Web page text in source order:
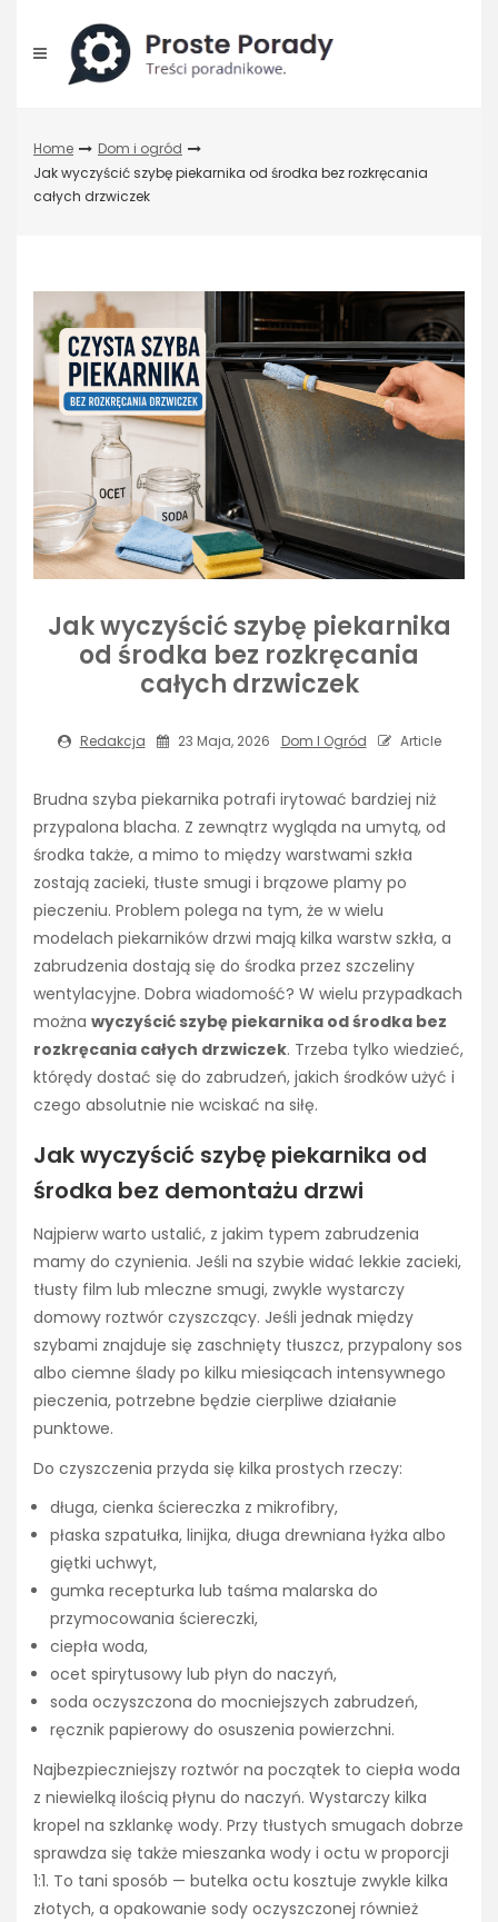
content
Home
Dom i ogród
Jak wyczyścić szybę piekarnika od środka bez rozkręcania
całych drzwiczek
Jak wyczyścić szybę piekarnika
od środka bez rozkręcania
całych drzwiczek
Redakcja 23 Maja, 2026 Dom I Ogród Article
Brudna szyba piekarnika potrafi irytować bardziej niż
przypalona blacha. Z zewnątrz wygląda na umytą, od
środka także, a mimo to między warstwami szkła
zostają zacieki, tłuste smugi i brązowe plamy po
pieczeniu. Problem polega na tym, że w wielu
modelach piekarników drzwi mają kilka warstw szkła, a
zabrudzenia dostają się do środka przez szczeliny
wentylacyjne. Dobra wiadomość? W wielu przypadkach
można wyczyścić szybę piekarnika od środka bez
rozkręcania całych drzwiczek. Trzeba tylko wiedzieć,
którędy dostać się do zabrudzeń, jakich środków użyć i
czego absolutnie nie wciskać na siłę.
Jak wyczyścić szybę piekarnika od
środka bez demontażu drzwi
Najpierw warto ustalić, z jakim typem zabrudzenia
mamy do czynienia. Jeśli na szybie widać lekkie zacieki,
tłusty film lub mleczne smugi, zwykle wystarczy
domowy roztwór czyszczący. Jeśli jednak między
szybami znajduje się zaschnięty tłuszcz, przypalony sos
albo ciemne ślady po kilku miesiącach intensywnego
pieczenia, potrzebne będzie cierpliwe działanie
punktowe.
Do czyszczenia przyda się kilka prostych rzeczy:
długa, cienka ściereczka z mikrofibry,
płaska szpatułka, linijka, długa drewniana łyżka albo
giętki uchwyt,
gumka recepturka lub taśma malarska do
przymocowania ściereczki,
ciepła woda,
ocet spirytusowy lub płyn do naczyń,
soda oczyszczona do mocniejszych zabrudzeń,
ręcznik papierowy do osuszenia powierzchni.
Najbezpieczniejszy roztwór na początek to ciepła woda
z niewielką ilością płynu do naczyń. Wystarczy kilka
kropel na szklankę wody. Przy tłustych smugach dobrze
sprawdza się także mieszanka wody i octu w proporcji
1:1. To tani sposób — butelka octu kosztuje zwykle kilka
złotych, a opakowanie sody oczyszczonej również